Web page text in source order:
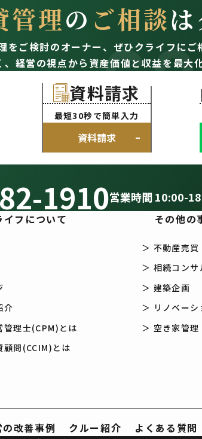
ために利用します。
、建設請負等の取引に関する契約の履行及びその
・媒介契約の締結、履行及び契約管理・契約後の
約清算及び入居中の管理等一連の管理業務及びそ
社提携先の商品・サービス等の紹介、またアンケー
以外は第三者に提供を致しません。
事柄を達成するために必要な範囲内において、業
するために緊急性かつ差し迫った危機がある場合
る事が困難な場合。
される法令、規範を遵守するとともに、上記各項にお
管理の ご相談
をご検討のオーナー、 ぜひクライフにご
経営の視点から資産価値と収益を最大
資料請求
最短30秒で簡単入力
資料請求
1910営業時間 10:00-
フについて
介
管理士(CPM)とは
顧問(CCIM)とは
その他の
＞ 不動産売買
＞ 相続コンサ
＞ 建築企画
＞ リノベーシ
＞ 空き家管理
改善事例 クルー紹介 よくある質問